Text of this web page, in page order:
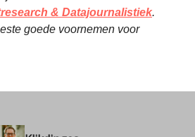
& Datajournalistiek.
goede voornemen voor